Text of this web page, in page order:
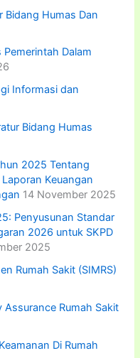
Bidang Humas Dan
Dalam
Informasi dan
Bidang Humas
2025 Tentang
Keuangan
14 November 2025
Penyusunan Standar
2026 untuk SKPD
2025
Rumah Sakit (SIMRS)
Assurance Rumah Sakit
Di Rumah